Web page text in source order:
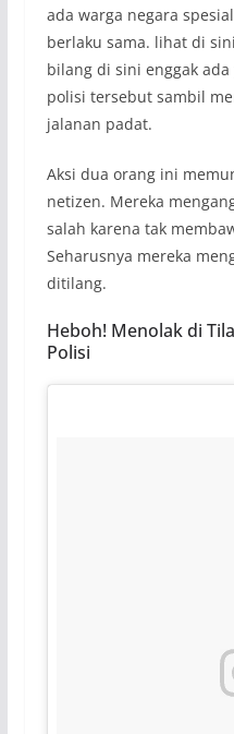
ada warga negara
berlaku sama. lihat di
bilang di sini enggak ada
polisi tersebut sambil
jalanan padat.
Aksi dua orang ini
netizen. Mereka
salah karena tak
Seharusnya mereka
ditilang.
Heboh! Menolak di
Polisi